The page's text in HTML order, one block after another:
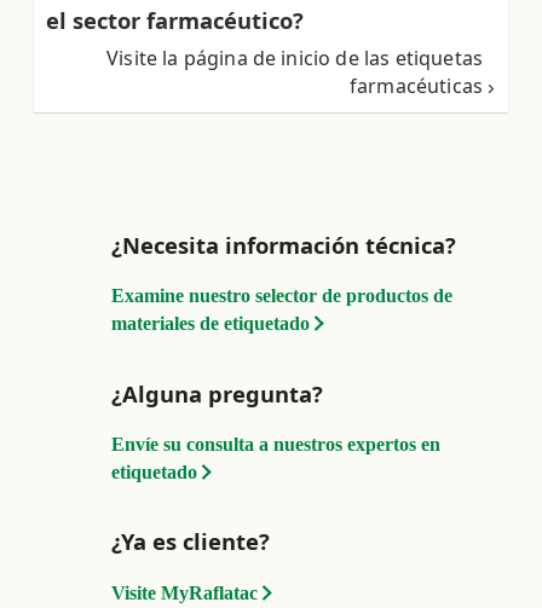
el sector farmacéutico?
Visite la página de inicio de las etiquetas
farmacéuticas
¿Necesita información técnica?
Examine nuestro selector de productos de
materiales de etiquetado
¿Alguna pregunta?
Envíe su consulta a nuestros expertos en
etiquetado
¿Ya es cliente?
Visite MyRaflatac